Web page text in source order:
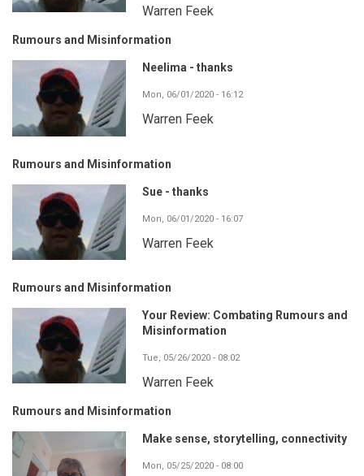
Warren Feek
Rumours and Misinformation
Neelima - thanks
Mon, 06/01/2020 - 16:12
Warren Feek
Rumours and Misinformation
Sue - thanks
Mon, 06/01/2020 - 16:07
Warren Feek
Rumours and Misinformation
Your Review: Combating Rumours and
Misinformation
Tue, 05/26/2020 - 08:02
Warren Feek
Rumours and Misinformation
Make sense, storytelling, connectivity
Mon, 05/25/2020 - 08:00